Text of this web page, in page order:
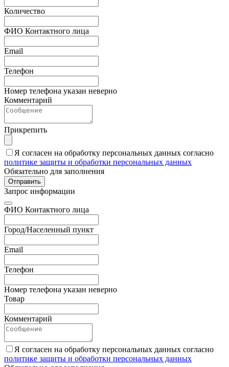
Количество
ФИО Контактного лица
Email
Телефон
Номер телефона указан неверно
Комментарий
Прикрепить
Я согласен на обработку персональных данных согласно
политике защиты и обработки персональных данных
Обязательно для заполнения
Отправить
Запрос информации
ФИО Контактного лица
Город/Населенный пункт
Email
Телефон
Номер телефона указан неверно
Товар
Комментарий
Я согласен на обработку персональных данных согласно
политике защиты и обработки персональных данных